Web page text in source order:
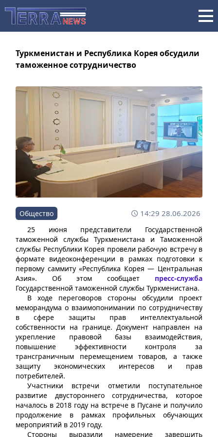
Туркменистан и Республика Корея обсудили
таможенное сотрудничество
Общество 14:29 28.06.2026
25 июня представители Государственной
таможенной службы Туркменистана и Таможенной
службы Республики Корея провели рабочую встречу в
формате видеоконференции в рамках подготовки к
первому саммиту «Республика Корея — Центральная
Азия». Об этом сообщает пресс-служба
Государственной таможенной службы Туркменистана.
В ходе переговоров стороны обсудили проект
меморандума о взаимопонимании по сотрудничеству
в сфере защиты прав интеллектуальной
собственности на границе. Документ направлен на
укрепление правовой базы взаимодействия,
повышение эффективности контроля за
трансграничным перемещением товаров, а также
защиту экономических интересов и прав
потребителей.
Участники встречи отметили поступательное
развитие двустороннего сотрудничества, которое
началось в 2018 году на встрече в Пусане и получило
продолжение в рамках профильных обучающих
мероприятий в 2019 году.
Стороны выразили намерение завершить